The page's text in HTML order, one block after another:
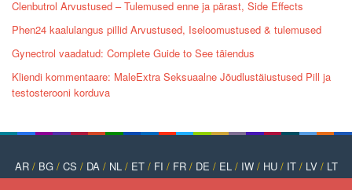
Clenbutrol Arvustused – Tulemused enne ja pärast, Side Effects
Phen24 kaalulangus pillid Arvustused, Iseloomustused & tulemused
Gynectrol vaadatud: Complete Guide to See täiendus
Kliendi kommentaare: MaleExtra Seksuaalne Jõudlustäiustused Pill ja
testosterooni korduva
AR/ BG/ CS / DA/ NL/ ET/ FI / FR/ DE / EL/ IW/ HU/ IT/ LV/ LT
/NO/PT/PL/RO/RU/SK/SL/ES/SV/TR/UK